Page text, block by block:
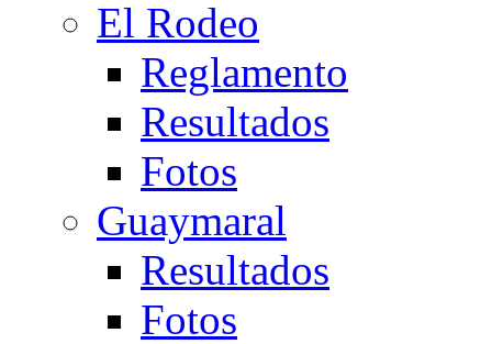
El Rodeo
Reglamento
Resultados
Fotos
Guaymaral
Resultados
Fotos